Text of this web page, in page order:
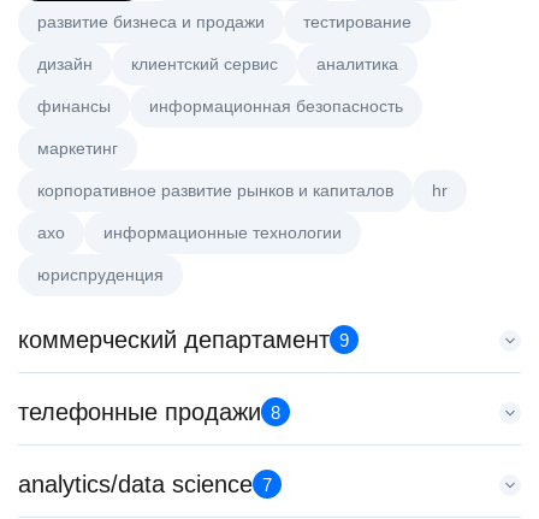
развитие бизнеса и продажи тестирование
дизайн клиентский сервис аналитика
финансы информационная безопасность
маркетинг
корпоративное развитие рынков и капиталов hr
axo информационные технологии
юриспруденция
коммерческий департамент 9
Тренер по развитию компетенций продаж
HeadHunter::Коммерческий департамент
з/п не указана
телефонные продажи 8
Менеджер по привлечению клиентов (B2B)
HeadHunter::Телефонные продажи
analytics/data science 7